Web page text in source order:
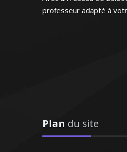
baccalauréat).
professeur adapté à
Plan du site